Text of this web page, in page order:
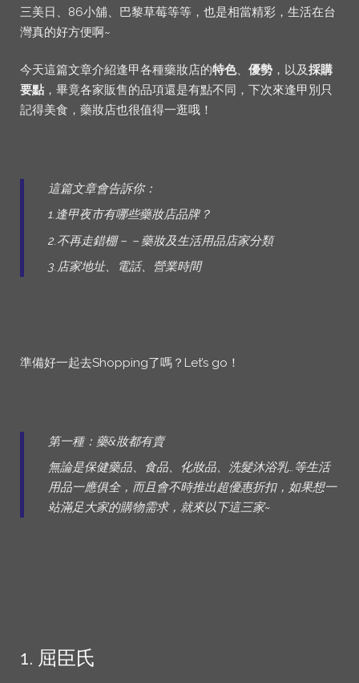
三美日、86小舖、巴黎草莓等等，也是相當精彩，生活在台
灣真的好方便啊~
今天這篇文章介紹逢甲各種藥妝店的特色、 優勢 ，以及採購
要點 ，畢竟各家販售的品項還是有點不同，下次來逢甲別只
記得美食，藥妝店也很值得一逛哦！
這篇文章會告訴你：
1.逢甲夜市有哪些藥妝店品牌？
2.不再走錯棚－－藥妝及生活用品店家分類
3.店家地址、電話、營業時間
準備好一起去Shopping了嗎？Let’s go！
第一種：藥&妝都有賣
無論是保健藥品、食品、化妝品、洗髮沐浴乳…等生活
用品一應俱全，而且會不時推出超優惠折扣，如果想一
站滿足大家的購物需求，就來以下這三家~
1. 屈臣氏